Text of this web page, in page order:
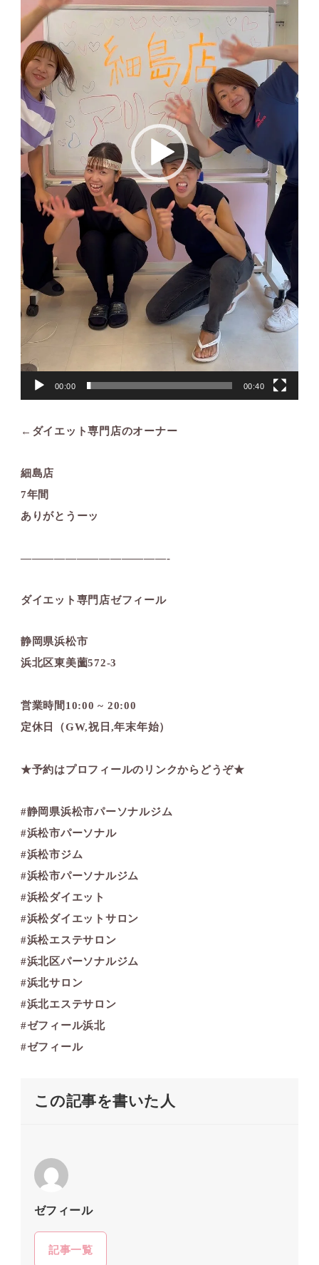
ヤ
ー
00:00 00:40
←ダイエット専門店のオーナー
細島店
7年間
ありがとうーッ
—————————————-
ダイエット専門店ゼフィール
静岡県浜松市
浜北区東美薗572-3
営業時間10:00 ~ 20:00
定休日（GW,祝日,年末年始）
★予約はプロフィールのリンクからどうぞ★
#静岡県浜松市パーソナルジム
#浜松市パーソナル
#浜松市ジム
#浜松市パーソナルジム
#浜松ダイエット
#浜松ダイエットサロン
#浜松エステサロン
#浜北区パーソナルジム
#浜北サロン
#浜北エステサロン
#ゼフィール浜北
#ゼフィール
この記事を書いた人
ゼフィール
記事一覧